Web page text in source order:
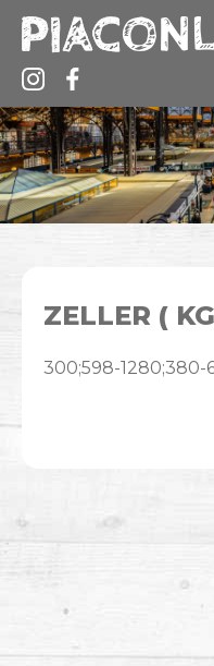
ZELLER (
300;598-1280;380-